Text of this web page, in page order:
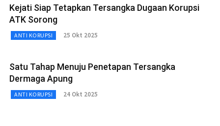
Kejati Siap Tetapkan Tersangka Dugaan Korupsi
ATK Sorong
ANTI KORUPSI 25 Okt 2025
Satu Tahap Menuju Penetapan Tersangka
Dermaga Apung
ANTI KORUPSI 24 Okt 2025